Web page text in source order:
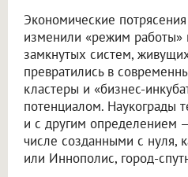
Экономические
изменили «режим работы»
замкнутых систем,
превратились в
кластеры и «бизнес-
потенциалом. Наукограды
и с другим определением
числе созданными с нуля,
или Иннополис, город-